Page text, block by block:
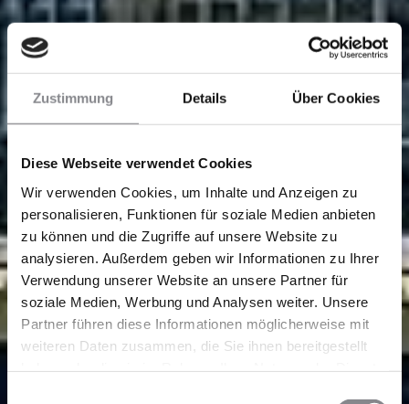
Zustimmung Details Über Cookies
Diese Webseite verwendet Cookies
Wir verwenden Cookies, um Inhalte und Anzeigen zu
personalisieren, Funktionen für soziale Medien anbieten
zu können und die Zugriffe auf unsere Website zu
analysieren. Außerdem geben wir Informationen zu Ihrer
Verwendung unserer Website an unsere Partner für
soziale Medien, Werbung und Analysen weiter. Unsere
Partner führen diese Informationen möglicherweise mit
weiteren Daten zusammen, die Sie ihnen bereitgestellt